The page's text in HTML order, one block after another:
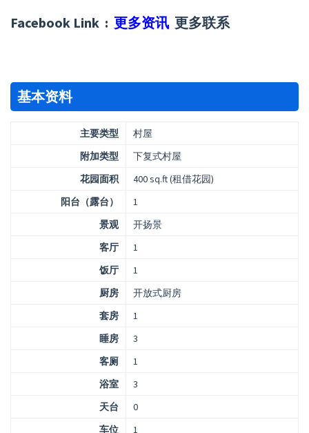
Facebook Link : 更多资讯 更多联系
基本资料
主要类型
村屋
附加类型
下复式村屋
花园面积
400 sq.ft (租借花园)
阳台（露台）
1
景观
开扬景
客厅
1
饭厅
1
厨房
开放式厨房
套房
1
睡房
3
客厕
1
浴室
3
天台
0
车位
1